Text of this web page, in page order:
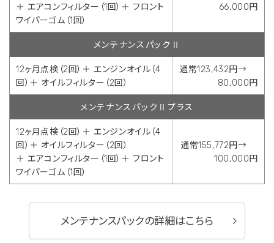
＋ エアコンフィルター（1回）＋ フロント
ワイパーゴム（1回）
66,000円
メンテナンスパックⅡ
12ヶ月点検（2回）＋ エンジンオイル（4
回）＋ オイルフィルター（2回）
通常123,432円→
80,000円
メンテナンスパックⅡプラス
12ヶ月点検（2回）＋ エンジンオイル（4
回）＋ オイルフィルター（2回）
＋ エアコンフィルター（1回）＋ フロント
ワイパーゴム（1回）
通常155,772円→
100,000円
メンテナンスパックの詳細はこちら